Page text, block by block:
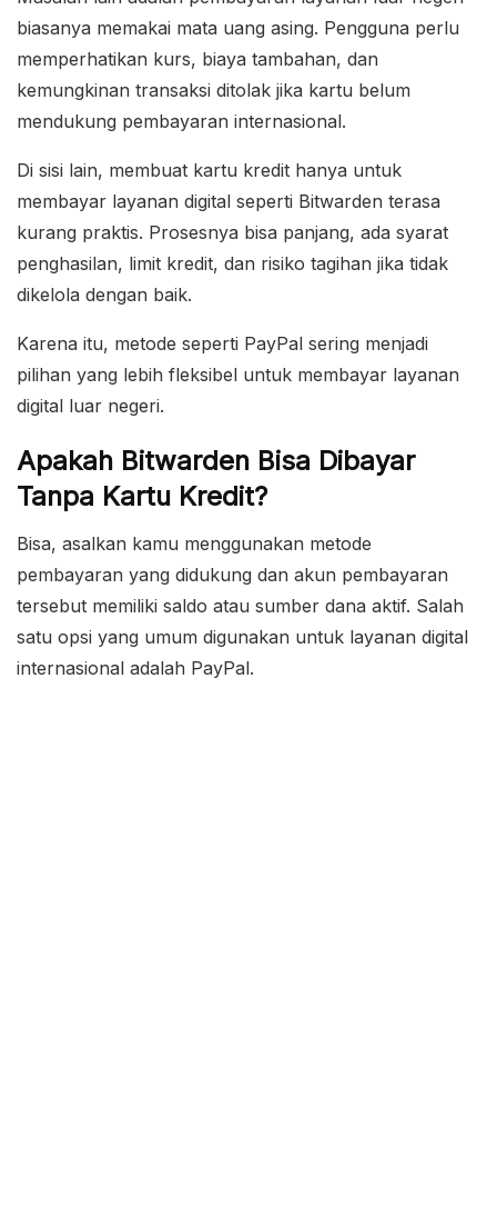
biasanya memakai mata uang asing. Pengguna perlu
memperhatikan kurs, biaya tambahan, dan
kemungkinan transaksi ditolak jika kartu belum
mendukung pembayaran internasional.
Di sisi lain, membuat kartu kredit hanya untuk
membayar layanan digital seperti Bitwarden terasa
kurang praktis. Prosesnya bisa panjang, ada syarat
penghasilan, limit kredit, dan risiko tagihan jika tidak
dikelola dengan baik.
Karena itu, metode seperti PayPal sering menjadi
pilihan yang lebih fleksibel untuk membayar layanan
digital luar negeri.
Apakah Bitwarden Bisa Dibayar
Tanpa Kartu Kredit?
Bisa, asalkan kamu menggunakan metode
pembayaran yang didukung dan akun pembayaran
tersebut memiliki saldo atau sumber dana aktif. Salah
satu opsi yang umum digunakan untuk layanan digital
internasional adalah PayPal.